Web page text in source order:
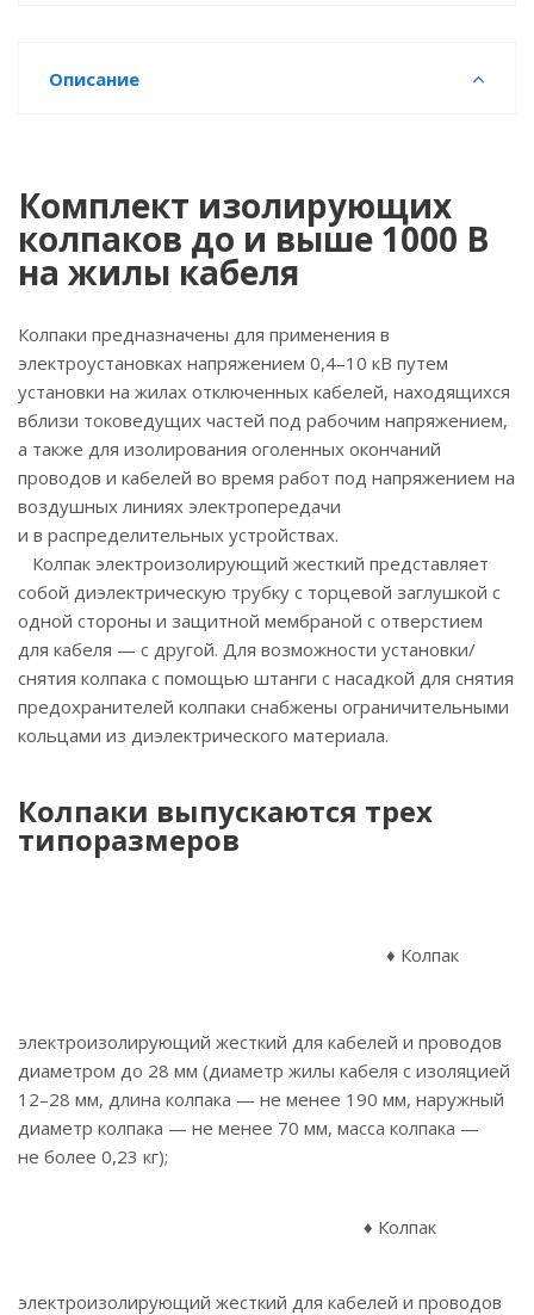
Описание
Комплект изолирующих
колпаков до и выше 1000 В
на жилы кабеля
Колпаки предназначены для применения в
электроустановках напряжением 0,4–10 кВ путем
установки на жилах отключенных кабелей, находящихся
вблизи токоведущих частей под рабочим напряжением,
а также для изолирования оголенных окончаний
проводов и кабелей во время работ под напряжением на
воздушных линиях электропередачи
и в распределительных устройствах.
Колпак электроизолирующий жесткий представляет
собой диэлектрическую трубку с торцевой заглушкой с
одной стороны и защитной мембраной с отверстием
для кабеля — с другой. Для возможности установки/
снятия колпака с помощью штанги с насадкой для снятия
предохранителей колпаки снабжены ограничительными
кольцами из диэлектрического материала.
Колпаки выпускаются трех
типоразмеров
♦ Колпак
электроизолирующий жесткий для кабелей и проводов
диаметром до 28 мм (диаметр жилы кабеля с изоляцией
12–28 мм, длина колпака — не менее 190 мм, наружный
диаметр колпака — не менее 70 мм, масса колпака —
не более 0,23 кг);
♦ Колпак
электроизолирующий жесткий для кабелей и проводов